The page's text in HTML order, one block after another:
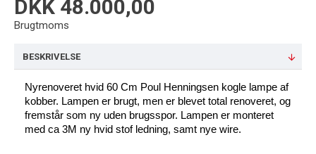
DKK 48.000,00
Brugtmoms
BESKRIVELSE
Nyrenoveret hvid 60 Cm Poul Henningsen kogle lampe af
kobber. Lampen er brugt, men er blevet total renoveret, og
fremstår som ny uden brugsspor. Lampen er monteret
med ca 3M ny hvid stof ledning, samt nye wire.